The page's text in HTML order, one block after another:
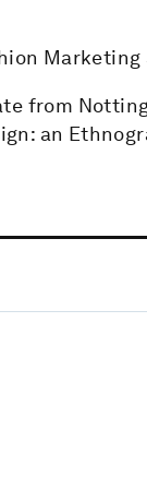
from
an